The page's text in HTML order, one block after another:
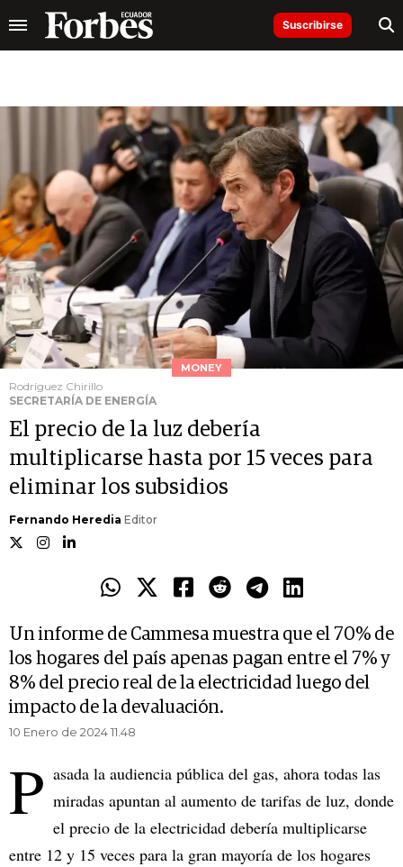
Suscribirse
MONEY
Rodríguez Chirillo
SECRETARÍA DE ENERGÍA
El precio de la luz debería
multiplicarse hasta por 15 veces para
eliminar los subsidios
Fernando Heredia Editor
Un informe de Cammesa muestra que el 70% de
los hogares del país apenas pagan entre el 7% y
8% del precio real de la electricidad luego del
impacto de la devaluación.
10 Enero de 2024 11.48
P asada la audiencia pública del gas, ahora todas las
miradas apuntan al aumento de tarifas de luz, donde
el precio de la electricidad debería multiplicarse
entre 12 y 15 veces para la gran mayoría de los hogares